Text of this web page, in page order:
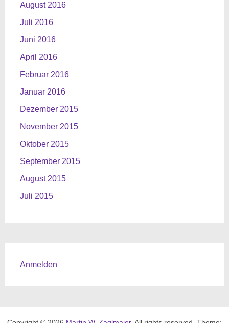
August 2016
Juli 2016
Juni 2016
April 2016
Februar 2016
Januar 2016
Dezember 2015
November 2015
Oktober 2015
September 2015
August 2015
Juli 2015
Anmelden